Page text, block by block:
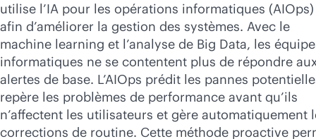
utilise l’IA pour les opérations informatiques (AIOps)
afin d’améliorer la gestion des systèmes. Avec le
machine learning et l’analyse de Big Data, les
informatiques ne se contentent plus de répondre
alertes de base. L’AIOps prédit les pannes
repère les problèmes de performance avant qu’ils
n’affectent les utilisateurs et gère automatiquement
corrections de routine. Cette méthode proactive